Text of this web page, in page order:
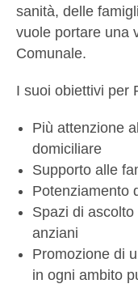
sanità, delle
vuole portare una
Comunale.
I suoi obiettivi per
Più attenzione
domiciliare
Supporto alle
Potenziamento
Spazi di
anziani
Promozione di
in ogni ambito